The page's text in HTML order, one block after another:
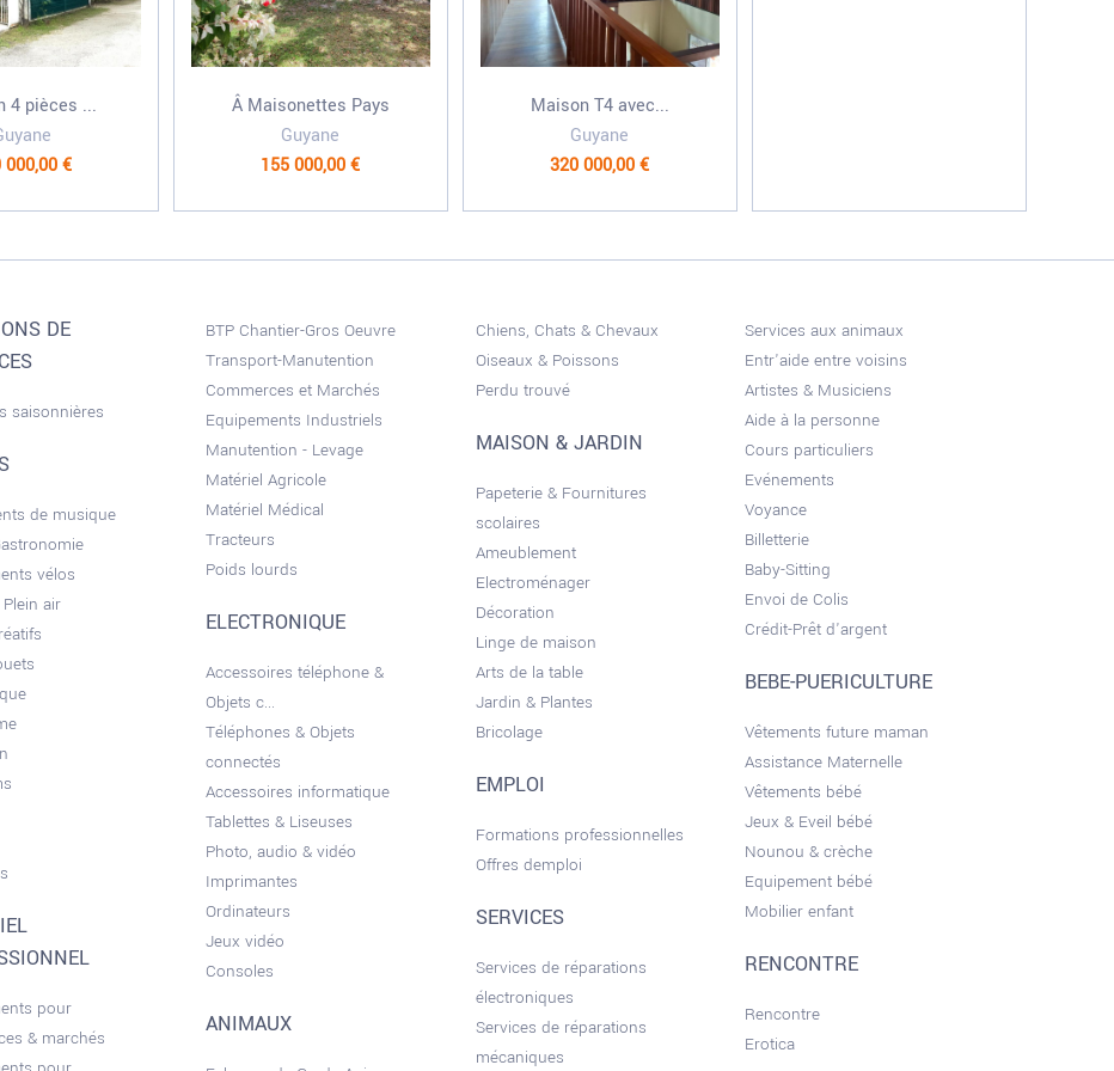
4 pièces ...
000,00 €
Â Maisonettes Pays
Guyane
155 000,00 €
Maison T4 avec...
Guyane
320 000,00 €
DE
saisonnières
de musique
vélos
air
pour
& marchés
BTP Chantier-Gros Oeuvre
Transport-Manutention
Commerces et Marchés
Equipements Industriels
Manutention - Levage
Matériel Agricole
Matériel Médical
Tracteurs
Poids lourds
ELECTRONIQUE
Accessoires téléphone &
Objets c...
Téléphones & Objets
connectés
Accessoires informatique
Tablettes & Liseuses
Photo, audio & vidéo
Imprimantes
Ordinateurs
Jeux vidéo
Consoles
ANIMAUX
Chiens, Chats & Chevaux
Oiseaux & Poissons
Perdu trouvé
MAISON & JARDIN
Papeterie & Fournitures
scolaires
Ameublement
Electroménager
Décoration
Linge de maison
Arts de la table
Jardin & Plantes
Bricolage
EMPLOI
Formations professionnelles
Offres demploi
SERVICES
Services de réparations
électroniques
Services de réparations
mécaniques
Services aux animaux
Entr'aide entre voisins
Artistes & Musiciens
Aide à la personne
Cours particuliers
Evénements
Voyance
Billetterie
Baby-Sitting
Envoi de Colis
Crédit-Prêt d'argent
BEBE-PUERICULTURE
Vêtements future maman
Assistance Maternelle
Vêtements bébé
Jeux & Eveil bébé
Nounou & crèche
Equipement bébé
Mobilier enfant
RENCONTRE
Rencontre
Erotica